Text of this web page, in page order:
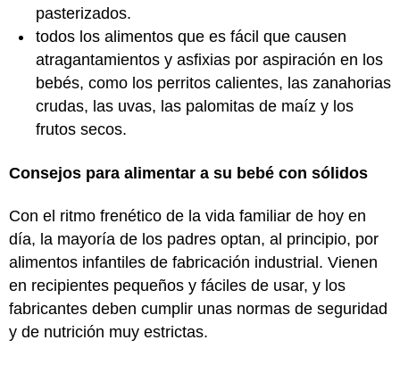
pasterizados.
todos los alimentos que es fácil que causen
atragantamientos y asfixias por aspiración en los
bebés, como los perritos calientes, las zanahorias
crudas, las uvas, las palomitas de maíz y los
frutos secos.
Consejos para alimentar a su bebé con sólidos
Con el ritmo frenético de la vida familiar de hoy en
día, la mayoría de los padres optan, al principio, por
alimentos infantiles de fabricación industrial. Vienen
en recipientes pequeños y fáciles de usar, y los
fabricantes deben cumplir unas normas de seguridad
y de nutrición muy estrictas.